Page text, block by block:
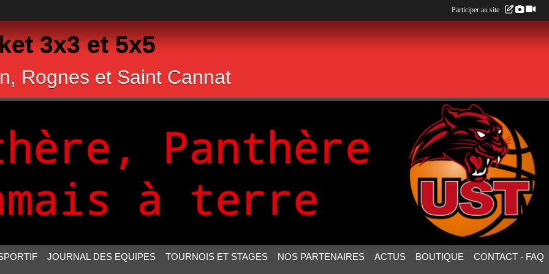
3x3 et 5x5
Rognes et Saint Cannat
JOURNAL DES EQUIPES TOURNOIS ET STAGES NOS PARTENAIRES ACTUS BOUTIQUE CONTACT - FAQ
Participer au site :